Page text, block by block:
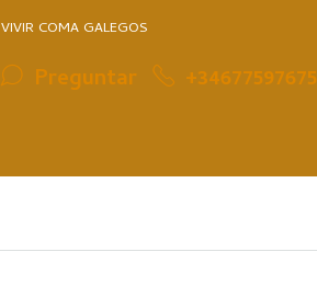
VIVIR COMA GALEGOS
Preguntar +34677597675